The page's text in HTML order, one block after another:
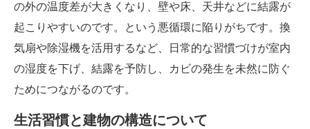
の外の温度差が大きくなり、壁や床、天井などに結露が
起こりやすいのです。という悪循環に陥りがちです。換
気扇や除湿機を活用するなど、日常的な習慣づけが室内
の湿度を下げ、結露を予防し、カビの発生を未然に防ぐ
ためにつながるのです。
生活習慣と建物の構造について